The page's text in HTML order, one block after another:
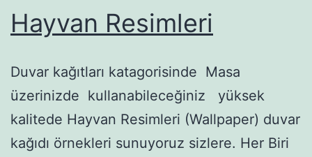
Hayvan Resimleri
Duvar kağıtları katagorisinde Masa
üzerinizde kullanabileceğiniz yüksek
kalitede Hayvan Resimleri (Wallpaper) duvar
kağıdı örnekleri sunuyoruz sizlere. Her Biri